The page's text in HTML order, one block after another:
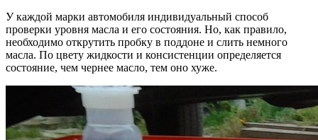
У каждой марки автомобиля индивидуальный способ
проверки уровня масла и его состояния. Но, как правило,
необходимо открутить пробку в поддоне и слить немного
масла. По цвету жидкости и консистенции определяется
состояние, чем чернее масло, тем оно хуже.